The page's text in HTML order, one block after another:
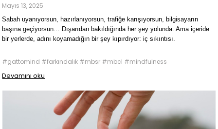
Mayıs 13, 2025
Sabah uyanıyorsun, hazırlanıyorsun, trafiğe karışıyorsun, bilgisayarın
başına geçiyorsun… Dışarıdan bakıldığında her şey yolunda. Ama içeride
bir yerlerde, adını koyamadığın bir şey kıpırdıyor: iç sıkıntısı.
#gattomind #farkındalık #mbsr #mbcl #mindfulness
Devamını oku